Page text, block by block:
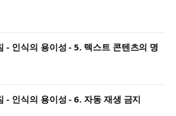
- 인식의 용이성 - 5. 텍스트 콘텐츠의 명
- 인식의 용이성 - 6. 자동 재생 금지